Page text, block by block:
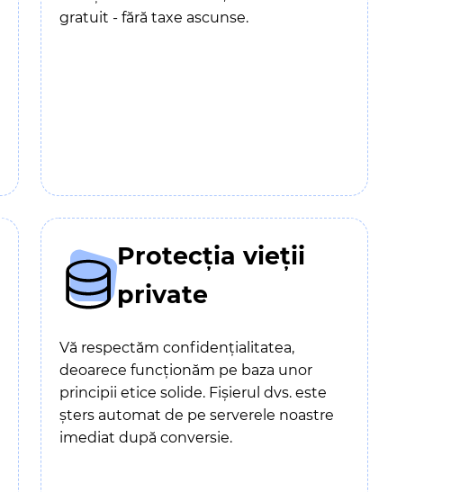
gratuit - fără taxe ascunse.
Protecția vieții
private
Vă respectăm confidențialitatea,
deoarece funcționăm pe baza unor
principii etice solide. Fișierul dvs. este
șters automat de pe serverele noastre
imediat după conversie.